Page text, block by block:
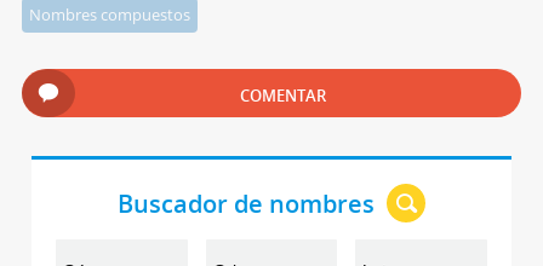
Nombres compuestos
COMENTAR
Buscador de nombres